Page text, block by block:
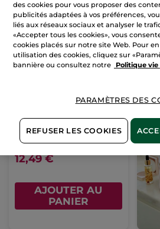
Set Voyage Réparation
Cheveux
12,49 €
AJOUTER AU
PANIER
des cookies pour vous proposer des
publicités adaptées à vos préférences,
liés aux réseaux sociaux et analyser le
«Accepter tous les cookies», vous
cookies placés sur notre site Web. Pour
utilisation des cookies, cliquez sur
bannière ou consultez notre
Politique
PARAMÈTRES DES
REFUSER LES COOKIES